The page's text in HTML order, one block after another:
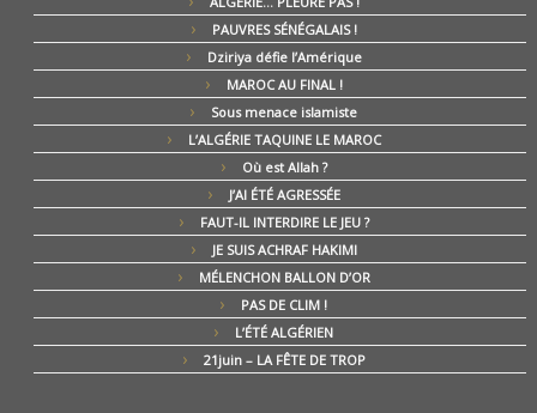
PAUVRES SÉNÉGALAIS !
Dziriya défie l’Amérique
MAROC AU FINAL !
Sous menace islamiste
L’ALGÉRIE TAQUINE LE MAROC
Où est Allah ?
J’AI ÉTÉ AGRESSÉE
FAUT-IL INTERDIRE LE JEU ?
JE SUIS ACHRAF HAKIMI
MÉLENCHON BALLON D’OR
PAS DE CLIM !
L’ÉTÉ ALGÉRIEN
21juin – LA FÊTE DE TROP